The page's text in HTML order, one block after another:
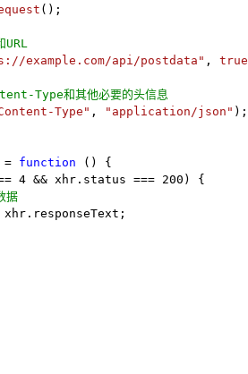
();
URL
example.com/api/postdata" , true
Type和其他必要的头信息
Type" , "application/json" );
= function ( ) {
4 && xhr. status === 200 ) {
据
xhr. responseText ;